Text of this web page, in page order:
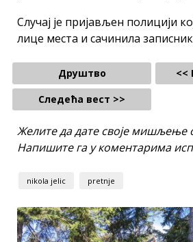
Случај је пријављен полицији
лице места и сачинила
Друштво
<<
Следећа вест >>
Желите да дате своје мишљење
Напишите га у коментарима
nikola jelic pretnje